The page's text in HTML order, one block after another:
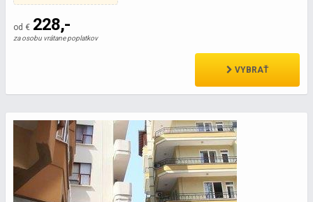
od € 228,-
za osobu vrátane poplatkov
VYBRAŤ